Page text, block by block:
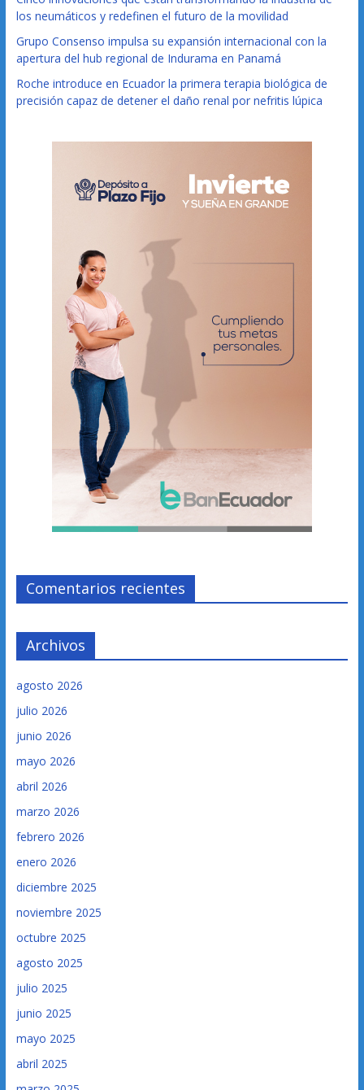
los neumáticos y redefinen el futuro de la movilidad
Grupo Consenso impulsa su expansión internacional con la
apertura del hub regional de Indurama en Panamá
Roche introduce en Ecuador la primera terapia biológica de
precisión capaz de detener el daño renal por nefritis lúpica
Comentarios recientes
Archivos
agosto 2026
julio 2026
junio 2026
mayo 2026
abril 2026
marzo 2026
febrero 2026
enero 2026
diciembre 2025
noviembre 2025
octubre 2025
agosto 2025
julio 2025
junio 2025
mayo 2025
abril 2025